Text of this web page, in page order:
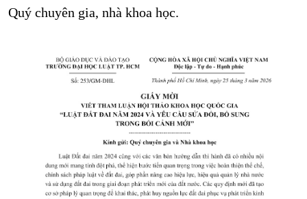
Quý chuyên gia, nhà khoa học.